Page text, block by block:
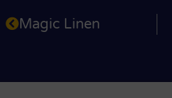
Magic Linen